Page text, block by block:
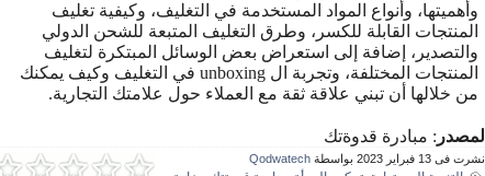
وأهميتها، وأنواع المواد المستخدمة في التغليف، وكيفية تغليف
المنتجات القابلة للكسر، وطرق التغليف المتبعة للشحن الدولي
والتصدير، إضافة إلى استعراض بعض الوسائل المبتكرة لتغليف
المنتجات المختلفة، وتجربة ال unboxing في التغليف وكيف يمكنك
من خلالها أن تبني علاقة ثقة مع العملاء حول علامتك التجارية.
المصدر : مبادرة قدوةتك
نشرت فى 13 فبراير 2023 بواسطة Qodwatech